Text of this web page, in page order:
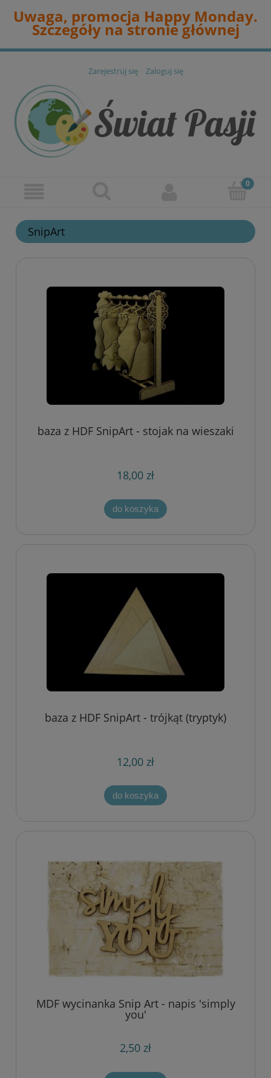
Uwaga, promocja Happy Monday.
Szczegóły na stronie głównej
Zarejestruj się Zaloguj się
SnipArt
baza z HDF SnipArt - stojak na wieszaki
18,00 zł
do koszyka
baza z HDF SnipArt - trójkąt (tryptyk)
12,00 zł
do koszyka
MDF wycinanka Snip Art - napis 'simply
you'
2,50 zł